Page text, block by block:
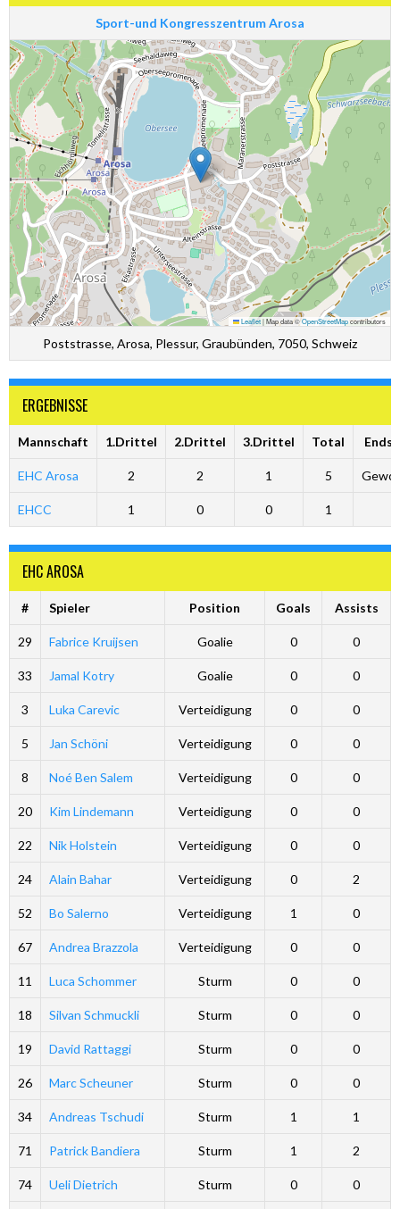
Sport-und Kongresszentrum Arosa
Leaflet|Map data ©OpenStreetMapcontributors
Poststrasse, Arosa, Plessur, Graubünden, 7050, Schweiz
ERGEBNISSE
Mannschaft 1.Drittel 2.Drittel 3.Drittel Total
EHC Arosa 2 2 1 5
EHCC 1 0 0 1
EHC AROSA
# Spieler Position Goals Assists
29 Fabrice Kruijsen Goalie 0 0
33 Jamal Kotry Goalie 0 0
3 Luka Carevic Verteidigung 0 0
5 Jan Schöni Verteidigung 0 0
8 Noé Ben Salem Verteidigung 0 0
20 Kim Lindemann Verteidigung 0 0
22 Nik Holstein Verteidigung 0 0
24 Alain Bahar Verteidigung 0 2
52 Bo Salerno Verteidigung 1 0
67 Andrea Brazzola Verteidigung 0 0
11 Luca Schommer Sturm 0 0
18 Silvan Schmuckli Sturm 0 0
19 David Rattaggi Sturm 0 0
26 Marc Scheuner Sturm 0 0
34 Andreas Tschudi Sturm 1 1
71 Patrick Bandiera Sturm 1 2
74 Ueli Dietrich Sturm 0 0